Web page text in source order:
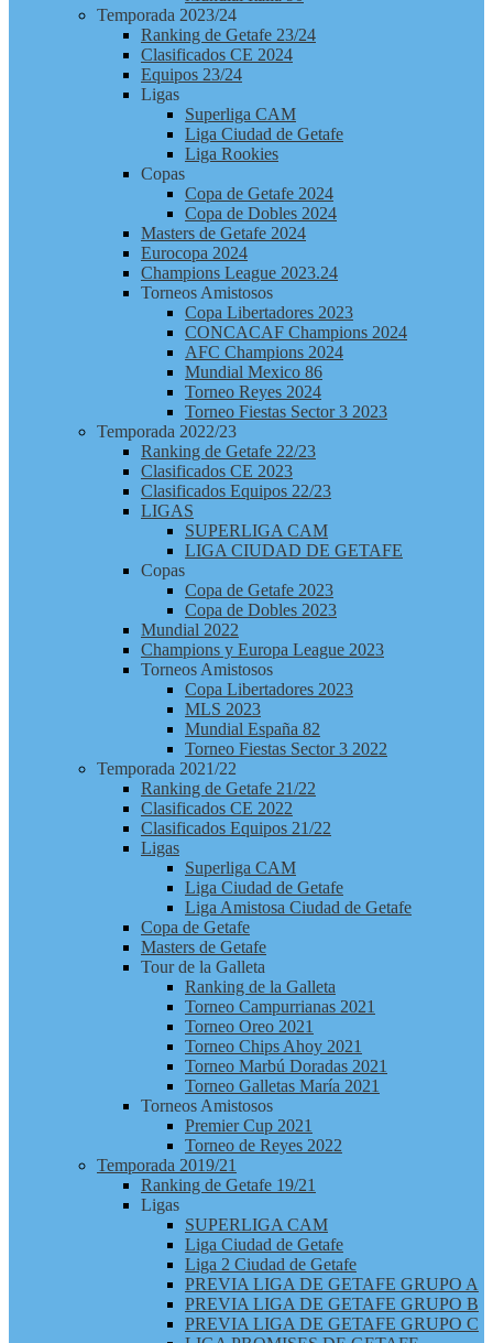
Temporada 2023/24
Ranking de Getafe 23/24
Clasificados CE 2024
Equipos 23/24
Ligas
Superliga CAM
Liga Ciudad de Getafe
Liga Rookies
Copas
Copa de Getafe 2024
Copa de Dobles 2024
Masters de Getafe 2024
Eurocopa 2024
Champions League 2023.24
Torneos Amistosos
Copa Libertadores 2023
CONCACAF Champions 2024
AFC Champions 2024
Mundial Mexico 86
Torneo Reyes 2024
Torneo Fiestas Sector 3 2023
Temporada 2022/23
Ranking de Getafe 22/23
Clasificados CE 2023
Clasificados Equipos 22/23
LIGAS
SUPERLIGA CAM
LIGA CIUDAD DE GETAFE
Copas
Copa de Getafe 2023
Copa de Dobles 2023
Mundial 2022
Champions y Europa League 2023
Torneos Amistosos
Copa Libertadores 2023
MLS 2023
Mundial España 82
Torneo Fiestas Sector 3 2022
Temporada 2021/22
Ranking de Getafe 21/22
Clasificados CE 2022
Clasificados Equipos 21/22
Ligas
Superliga CAM
Liga Ciudad de Getafe
Liga Amistosa Ciudad de Getafe
Copa de Getafe
Masters de Getafe
Tour de la Galleta
Ranking de la Galleta
Torneo Campurrianas 2021
Torneo Oreo 2021
Torneo Chips Ahoy 2021
Torneo Marbú Doradas 2021
Torneo Galletas María 2021
Torneos Amistosos
Premier Cup 2021
Torneo de Reyes 2022
Temporada 2019/21
Ranking de Getafe 19/21
Ligas
SUPERLIGA CAM
Liga Ciudad de Getafe
Liga 2 Ciudad de Getafe
PREVIA LIGA DE GETAFE GRUPO A
PREVIA LIGA DE GETAFE GRUPO B
PREVIA LIGA DE GETAFE GRUPO C